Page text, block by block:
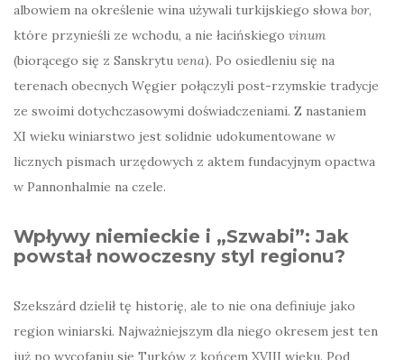
albowiem na określenie wina używali turkijskiego słowa bor,
które przynieśli ze wchodu, a nie łacińskiego vinum
(biorącego się z Sanskrytu vena). Po osiedleniu się na
terenach obecnych Węgier połączyli post-rzymskie tradycje
ze swoimi dotychczasowymi doświadczeniami. Z nastaniem
XI wieku winiarstwo jest solidnie udokumentowane w
licznych pismach urzędowych z aktem fundacyjnym opactwa
w Pannonhalmie na czele.
Wpływy niemieckie i „Szwabi”: Jak
powstał nowoczesny styl regionu?
Szekszárd dzielił tę historię, ale to nie ona definiuje jako
region winiarski. Najważniejszym dla niego okresem jest ten
już po wycofaniu się Turków z końcem XVIII wieku. Pod